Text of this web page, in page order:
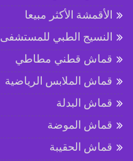
الأقمشة الأكثر مبيعا
النسيج الطبي للمستشفى
قماش قطني مطاطي
قماش الملابس الرياضية
قماش البدلة
قماش الموضة
قماش الحقيبة